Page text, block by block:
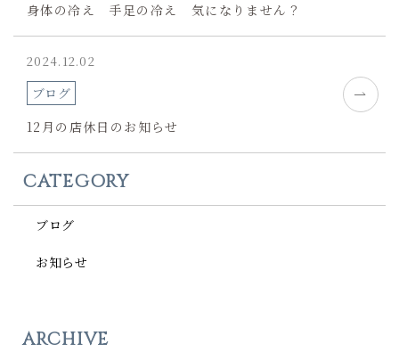
身体の冷え 手足の冷え 気になりません？
2024.12.02
ブログ
12月の店休日のお知らせ
CATEGORY
ブログ
お知らせ
ARCHIVE